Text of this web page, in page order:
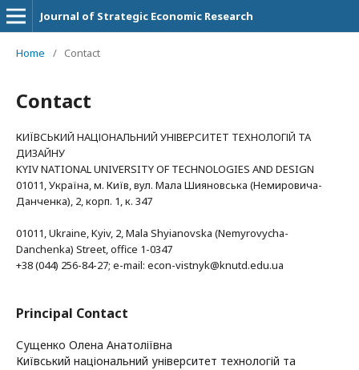
Journal of Strategic Economic Research
Home / Contact
Contact
КИЇВСЬКИЙ НАЦІОНАЛЬНИЙ УНІВЕРСИТЕТ ТЕХНОЛОГІЙ ТА
ДИЗАЙНУ
KYIV NATIONAL UNIVERSITY OF TECHNOLOGIES AND DESIGN
01011, Україна, м. Київ, вул. Мала Шияновська (Немировича-
Данченка), 2, корп. 1, к. 347
01011, Ukraine, Kyiv, 2, Mala Shyianovska (Nemyrovycha-
Danchenka) Street, office 1-0347
+38 (044) 256-84-27; e-mail: econ-vistnyk@knutd.edu.ua
Principal Contact
Сущенко Олена Анатоліївна
Київський національний університет технологій та